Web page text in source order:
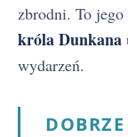
zbrodni. To jego
króla Dunkana
wydarzeń.